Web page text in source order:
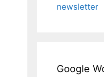
newsletter
Google